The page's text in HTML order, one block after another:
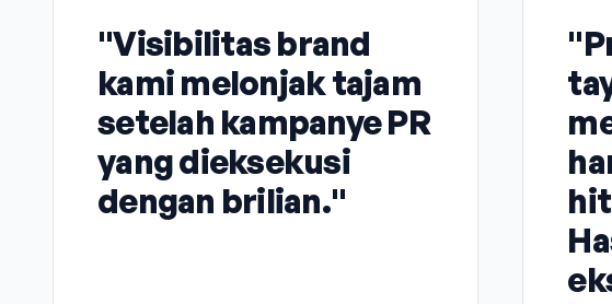
"Visibilitas brand
kami melonjak tajam
setelah kampanye PR
yang dieksekusi
dengan brilian."